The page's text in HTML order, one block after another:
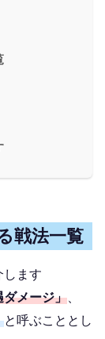
戦法一覧
します
ダメージ」
と呼ぶこととし